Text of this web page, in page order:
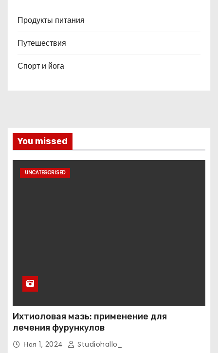
Продукты питания
Путешествия
Спорт и йога
You missed
UNCATEGORISED
Ихтиоловая мазь: применение для
лечения фурункулов
Ноя 1, 2024 Studiohallo_